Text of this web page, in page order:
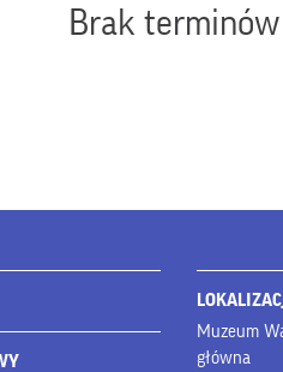
Brak
Muzeum
główna